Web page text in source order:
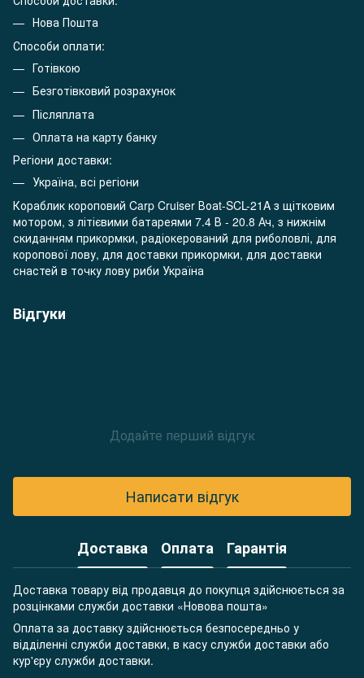
Нова Пошта
Способи оплати:
Готівкою
Безготівковий розрахунок
Післяплата
Оплата на карту банку
Регіони доставки:
Україна, всі регіони
Кораблик короповий Carp Cruiser Воаt-SCL-21A з щітковим
мотором, з літієвими батареями 7.4 В - 20.8 Ач, з нижнім
скиданням прикормки, радіокерований для риболовлі, для
коропової лову, для доставки прикормки, для доставки
снастей в точку лову риби Україна
Відгуки
Додайте перший відгук
Написати відгук
Доставка Оплата Гарантія
Доставка товару від продавця до покупця здійснюється за
розцінками служби доставки «Новова пошта»
Оплата за доставку здійснюється безпосередньо у
відділенні служби доставки, в касу служби доставки або
кур'єру служби доставки.